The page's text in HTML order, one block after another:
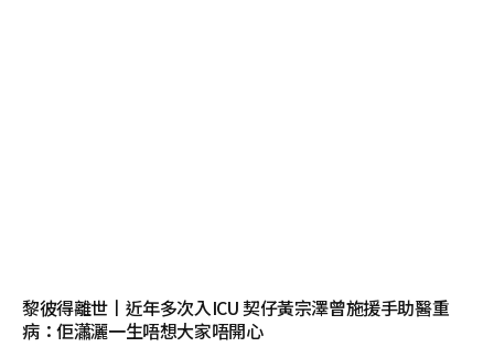
黎彼得離世丨近年多次入ICU 契仔黃宗澤曾施援手助醫重
病：佢瀟灑一生唔想大家唔開心